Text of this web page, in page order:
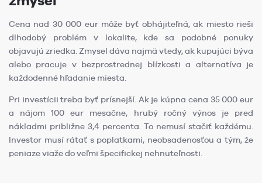
Cena nad 30 000 eur môže byť obhájiteľná, ak miesto rieši
dlhodobý problém v lokalite, kde sa podobné ponuky
objavujú zriedka. Zmysel dáva najmä vtedy, ak kupujúci býva
alebo pracuje v bezprostrednej blízkosti a alternatíva je
každodenné hľadanie miesta.
Pri investícii treba byť prísnejší. Ak je kúpna cena 35 000 eur
a nájom 100 eur mesačne, hrubý ročný výnos je pred
nákladmi približne 3,4 percenta. To nemusí stačiť každému.
Investor musí rátať s poplatkami, neobsadenosťou a tým, že
peniaze viaže do veľmi špecifickej nehnuteľnosti.